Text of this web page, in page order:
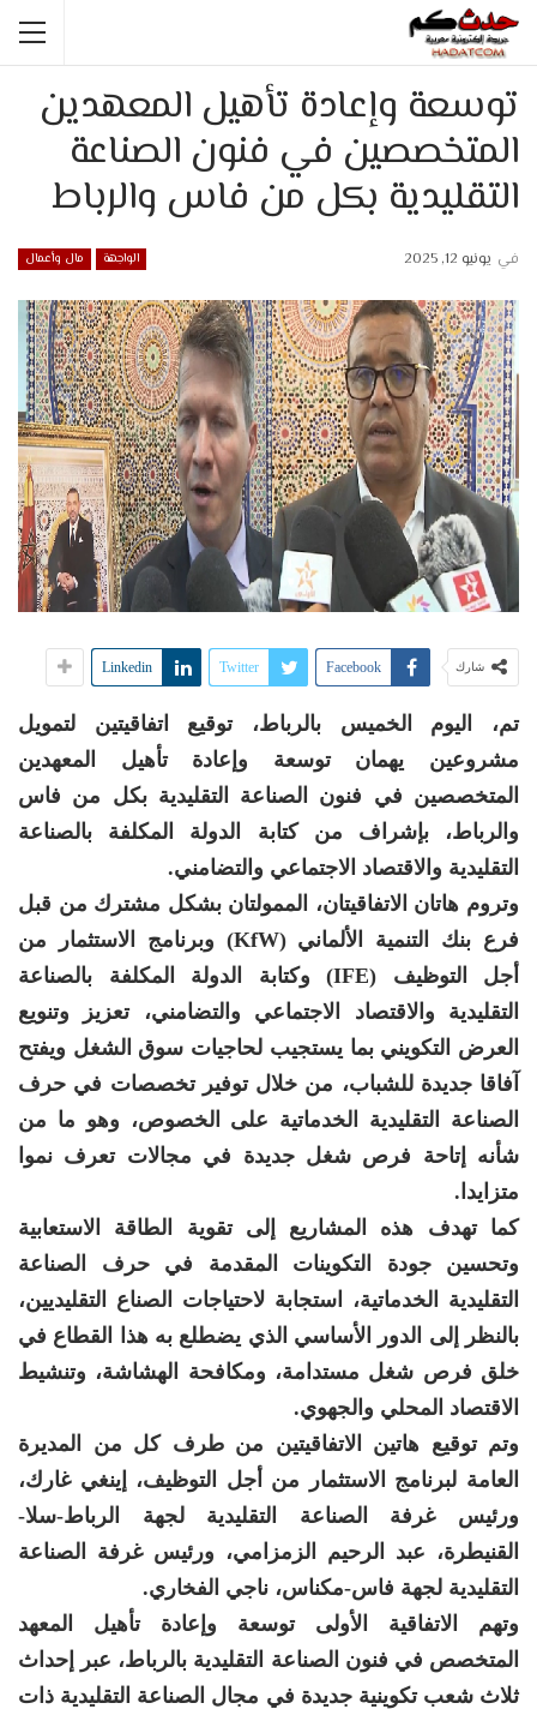
توسعة وإعادة تأهيل المعهدين
المتخصصين في فنون الصناعة
التقليدية بكل من فاس والرباط
الواجهة مال وأعمال في يونيو 12, 2025
شارك Facebook
Twitter
Linkedin
تم، اليوم الخميس بالرباط، توقيع اتفاقيتين لتمويل
مشروعين يهمان توسعة وإعادة تأهيل المعهدين
المتخصصين في فنون الصناعة التقليدية بكل من فاس
والرباط، بإشراف من كتابة الدولة المكلفة بالصناعة
التقليدية والاقتصاد الاجتماعي والتضامني.
وتروم هاتان الاتفاقيتان، الممولتان بشكل مشترك من قبل
فرع بنك التنمية الألماني (KfW) وبرنامج الاستثمار من
أجل التوظيف (IFE) وكتابة الدولة المكلفة بالصناعة
التقليدية والاقتصاد الاجتماعي والتضامني، تعزيز وتنويع
العرض التكويني بما يستجيب لحاجيات سوق الشغل ويفتح
آفاقا جديدة للشباب، من خلال توفير تخصصات في حرف
الصناعة التقليدية الخدماتية على الخصوص، وهو ما من
شأنه إتاحة فرص شغل جديدة في مجالات تعرف نموا
متزايدا.
كما تهدف هذه المشاريع إلى تقوية الطاقة الاستعابية
وتحسين جودة التكوينات المقدمة في حرف الصناعة
التقليدية الخدماتية، استجابة لاحتياجات الصناع التقليديين،
بالنظر إلى الدور الأساسي الذي يضطلع به هذا القطاع في
خلق فرص شغل مستدامة، ومكافحة الهشاشة، وتنشيط
الاقتصاد المحلي والجهوي.
وتم توقيع هاتين الاتفاقيتين من طرف كل من المديرة
العامة لبرنامج الاستثمار من أجل التوظيف، إينغي غارك،
ورئيس غرفة الصناعة التقليدية لجهة الرباط-سلا-
القنيطرة، عبد الرحيم الزمزامي، ورئيس غرفة الصناعة
التقليدية لجهة فاس-مكناس، ناجي الفخاري.
وتهم الاتفاقية الأولى توسعة وإعادة تأهيل المعهد
المتخصص في فنون الصناعة التقليدية بالرباط، عبر إحداث
ثلاث شعب تكوينية جديدة في مجال الصناعة التقليدية ذات